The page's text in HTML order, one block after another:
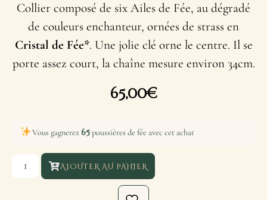
Collier composé de six Ailes de Fée, au dégradé
de couleurs enchanteur, ornées de strass en
Cristal de Fée*. Une jolie clé orne le centre. Il se
porte assez court, la chaîne mesure environ 34cm.
65,00€
Vous gagnerez65poussières de fée avec cet achat
AJOUTER AU PANIER